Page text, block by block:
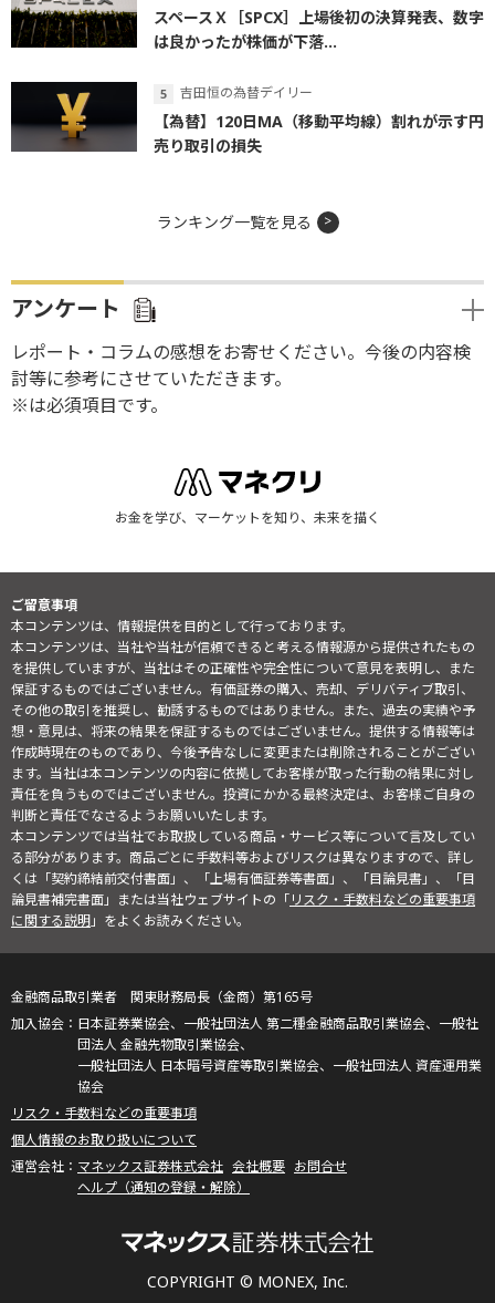
スペースＸ［SPCX］上場後初の決算発表、数字
は良かったが株価が下落...
吉田恒の為替デイリー
【為替】120日MA（移動平均線）割れが示す円
売り取引の損失
ランキング一覧を見る
アンケート
レポート・コラムの感想をお寄せください。今後の内容検
討等に参考にさせていただきます。
※は必須項目です。
お金を学び、マーケットを知り、未来を描く
ご留意事項
本コンテンツは、情報提供を目的として行っております。
本コンテンツは、当社や当社が信頼できると考える情報源から提供されたもの
を提供していますが、当社はその正確性や完全性について意見を表明し、また
保証するものではございません。有価証券の購入、売却、デリバティブ取引、
その他の取引を推奨し、勧誘するものではありません。また、過去の実績や予
想・意見は、将来の結果を保証するものではございません。提供する情報等は
作成時現在のものであり、今後予告なしに変更または削除されることがござい
ます。当社は本コンテンツの内容に依拠してお客様が取った行動の結果に対し
責任を負うものではございません。投資にかかる最終決定は、お客様ご自身の
判断と責任でなさるようお願いいたします。
本コンテンツでは当社でお取扱している商品・サービス等について言及してい
る部分があります。商品ごとに手数料等およびリスクは異なりますので、詳し
くは「契約締結前交付書面」、「上場有価証券等書面」、「目論見書」、「目
論見書補完書面」または当社ウェブサイトの「リスク・手数料などの重要事項
に関する説明」をよくお読みください。
COPYRIGHT © MONEX, Inc.
金融商品取引業者 関東財務局長（金商）第165号
日本証券業協会、一般社団法人 第二種金融商品取引業協会、一般社
団法人 金融先物取引業協会、
一般社団法人 日本暗号資産等取引業協会、一般社団法人 資産運用業
協会
リスク・手数料などの重要事項
個人情報のお取り扱いについて
マネックス証券株式会社 会社概要 お問合せ
ヘルプ（通知の登録・解除）